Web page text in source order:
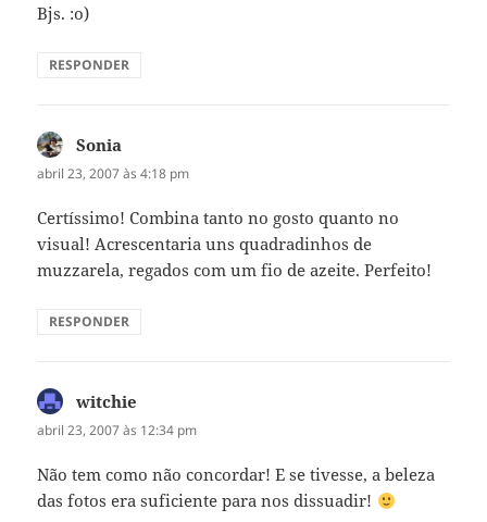
Bjs. :o)
RESPONDER
Sonia
abril 23, 2007 às 4:18 pm
Certíssimo! Combina tanto no gosto quanto no
visual! Acrescentaria uns quadradinhos de
muzzarela, regados com um fio de azeite. Perfeito!
RESPONDER
witchie
abril 23, 2007 às 12:34 pm
Não tem como não concordar! E se tivesse, a beleza
das fotos era suficiente para nos dissuadir!